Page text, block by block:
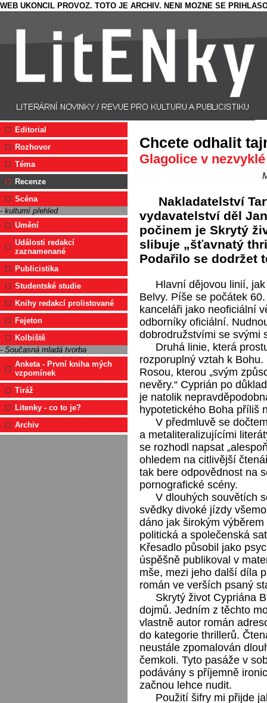
WEB UKONCIL PROVOZ. TOTO JE ARCHIV. NENI MOZNE SE
Editorial
Rozhovor
Téma
Recenze
Scéna
- kulturní přehled
Umění
Události redakcí
zaznamenané
Publicistika
Studentské studie
Knihy redakcí prolistované
Fejeton
Kolbiště
- Současná mladá tvorba
Anketa - První kniha mých
vzpomínek
Tiráž
Litenky - co to je?
Archiv
Chcete odhalit
Glagolice v
Nakladatelství
vydavatelství děl
počinem je Skrytý
slibuje „šťavnatý
Podařilo se dodržet
Hlavní dějovou linií,
Belvy. Píše se počátek
kanceláři jako neoficiální
odborníky oficiální.
dobrodružstvími se svými
Druhá linie, která
rozporuplný vztah k
Rosou, kterou „svým
nevěry.“ Cyprián po
je natolik
hypotetického Boha příliš
V předmluvě se
a metaliteralizujícími
se rozhodl napsat
ohledem na citlivější
tak bere odpovědnost na
pornografické scény.
V dlouhých souvětích
svědky divoké jízdy
dáno jak širokým
politická a společenská
Křesadlo působil jako
úspěšně publikoval v
mše, mezi jeho další díla
román ve verších psaný
Skrytý život Cypriána
dojmů. Jedním z těchto
vlastně autor román
do kategorie thrillerů.
neustále zpomalován
čemkoli. Tyto pasáže v
podávány s příjemně
začnou lehce nudit.
Použití šifry mi přijde